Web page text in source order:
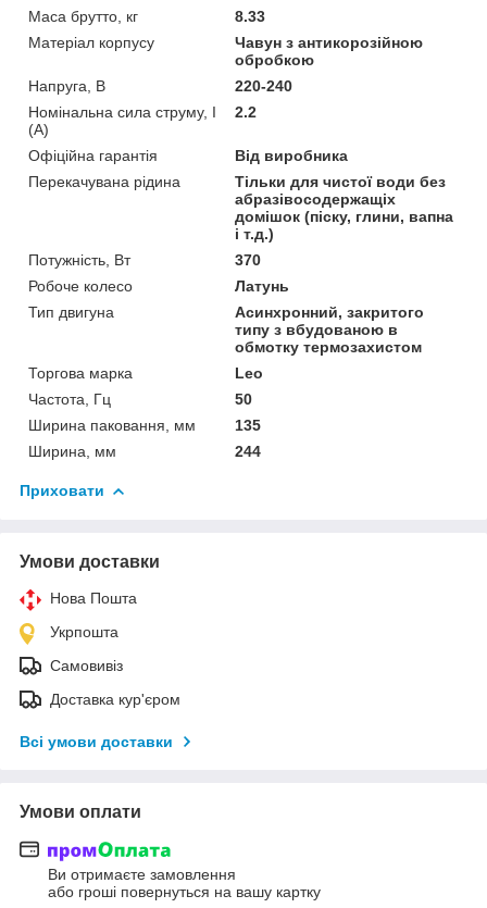
Маса брутто, кг
8.33
Матеріал корпусу
Чавун з антикорозійною
обробкою
Напруга, В
220-240
Номінальна сила струму, I
(А)
2.2
Офіційна гарантія
Від виробника
Перекачувана рідина
Тільки для чистої води без
абразівосодержащіх
домішок (піску, глини, вапна
і т.д.)
Потужність, Вт
370
Робоче колесо
Латунь
Тип двигуна
Асинхронний, закритого
типу з вбудованою в
обмотку термозахистом
Торгова марка
Leo
Частота, Гц
50
Ширина паковання, мм
135
Ширина, мм
244
Приховати
Умови доставки
Нова Пошта
Укрпошта
Самовивіз
Доставка кур'єром
Всі умови доставки
Умови оплати
Ви отримаєте замовлення
або гроші повернуться на вашу картку